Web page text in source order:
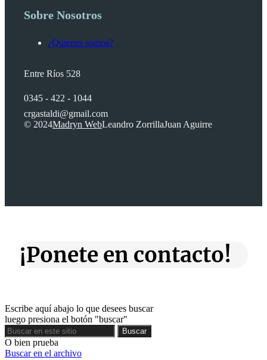
Sobre Nosotros
¿Quienes somos?
Entre Ríos 528
0345 - 422 - 1044
crgastaldi@gmail.com
© 2024Madryn WebLeandro ZorrillaJuan Aguirre
¡Ponete en contacto!
Escribe aquí abajo lo que desees buscar
luego presiona el botón "buscar"
Buscar
Buscar
O bien prueba
Buscar en el archivo